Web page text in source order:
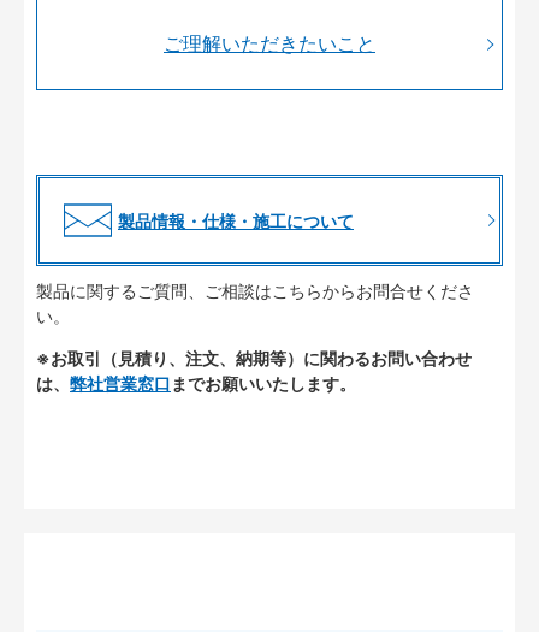
ご理解いただきたいこと
製品情報・仕様・施工について
製品に関するご質問、ご相談はこちらからお問合せくださ
い。
※お取引（見積り、注文、納期等）に関わるお問い合わせ
は、 弊社営業窓口 までお願いいたします。